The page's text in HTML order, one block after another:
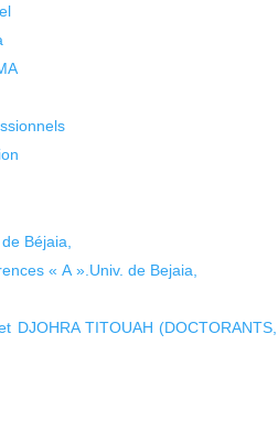
Béjaia,
« A ».Univ. de Bejaia,
DJOHRA TITOUAH (DOCTORANTS,